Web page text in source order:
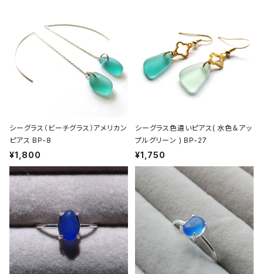
シーグラス（ビーチグラス）アメリカン
ピアス BP-8
¥1,800
シーグラス色違いピアス( 水色＆アッ
プルグリーン ) BP-27
¥1,750